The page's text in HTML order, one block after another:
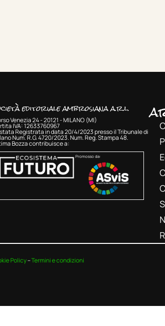
editoriale ambrosiana a.r.l.
Venezia 24 - 20121 - MILANO (MI)
IVA: 12633760967
Registrata in data 20/4/2023 presso il Tribunale di
Num. R.G. 4720/2023. Num. Reg. Stampa 48.
Bozza contribuisce a:
Promosso da:
Policy–Termini e condizioni